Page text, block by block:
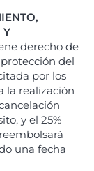
Y
derecho de
del
por los
la realización
y el 25%
una fecha